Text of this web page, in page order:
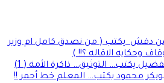
دقش يكتب ( من نصدق كامل ام وزير
وحكايه الاقاله ؟!! )
يكتب… التوثيق… ذاكرة الأمة ( 1)
محمود يكتب… المعلم خط أحمر !!